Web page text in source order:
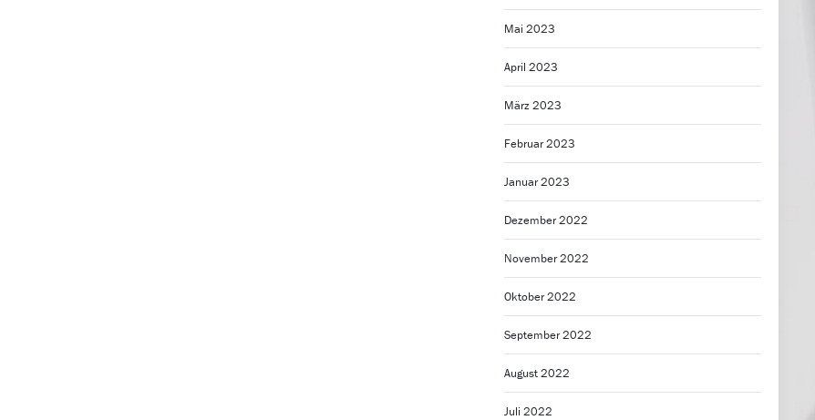
Mai 2023
April 2023
März 2023
Februar 2023
Januar 2023
Dezember 2022
November 2022
Oktober 2022
September 2022
August 2022
Juli 2022